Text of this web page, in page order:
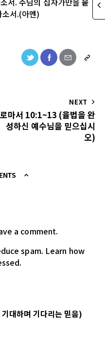
서.(아멘)
NEXT
로마서 10:1~13 (율법을 완
성하신 예수님을 믿으십시
오)
a comment.
spam. Learn how
대하며 기다리는 믿음)